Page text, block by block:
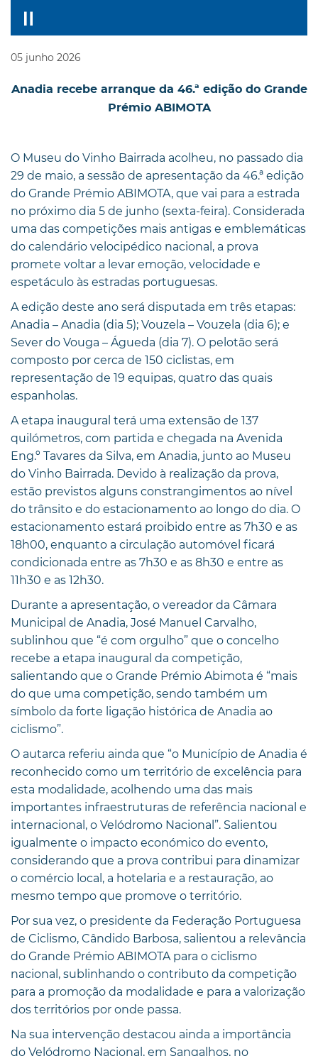
05 junho 2026
Anadia recebe arranque da 46.ª edição do Grande
Prémio ABIMOTA
O Museu do Vinho Bairrada acolheu, no passado dia
29 de maio, a sessão de apresentação da 46.ª edição
do Grande Prémio ABIMOTA, que vai para a estrada
no próximo dia 5 de junho (sexta-feira). Considerada
uma das competições mais antigas e emblemáticas
do calendário velocipédico nacional, a prova
promete voltar a levar emoção, velocidade e
espetáculo às estradas portuguesas.
A edição deste ano será disputada em três etapas:
Anadia – Anadia (dia 5); Vouzela – Vouzela (dia 6); e
Sever do Vouga – Águeda (dia 7). O pelotão será
composto por cerca de 150 ciclistas, em
representação de 19 equipas, quatro das quais
espanholas.
A etapa inaugural terá uma extensão de 137
quilómetros, com partida e chegada na Avenida
Eng.º Tavares da Silva, em Anadia, junto ao Museu
do Vinho Bairrada. Devido à realização da prova,
estão previstos alguns constrangimentos ao nível
do trânsito e do estacionamento ao longo do dia. O
estacionamento estará proibido entre as 7h30 e as
18h00, enquanto a circulação automóvel ficará
condicionada entre as 7h30 e as 8h30 e entre as
11h30 e as 12h30.
Durante a apresentação, o vereador da Câmara
Municipal de Anadia, José Manuel Carvalho,
sublinhou que “é com orgulho” que o concelho
recebe a etapa inaugural da competição,
salientando que o Grande Prémio Abimota é “mais
do que uma competição, sendo também um
símbolo da forte ligação histórica de Anadia ao
ciclismo”.
O autarca referiu ainda que “o Município de Anadia é
reconhecido como um território de excelência para
esta modalidade, acolhendo uma das mais
importantes infraestruturas de referência nacional e
internacional, o Velódromo Nacional”. Salientou
igualmente o impacto económico do evento,
considerando que a prova contribui para dinamizar
o comércio local, a hotelaria e a restauração, ao
mesmo tempo que promove o território.
Por sua vez, o presidente da Federação Portuguesa
de Ciclismo, Cândido Barbosa, salientou a relevância
do Grande Prémio ABIMOTA para o ciclismo
nacional, sublinhando o contributo da competição
para a promoção da modalidade e para a valorização
dos territórios por onde passa.
Na sua intervenção destacou ainda a importância
do Velódromo Nacional, em Sangalhos, no